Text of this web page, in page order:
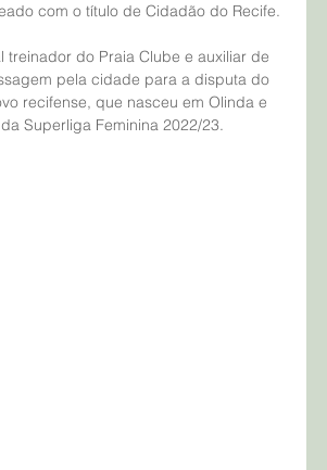
com o título de Cidadão do Recife.
do Praia Clube e auxiliar de
pela cidade para a disputa do
recifense, que nasceu em Olinda e
Superliga Feminina 2022/23.